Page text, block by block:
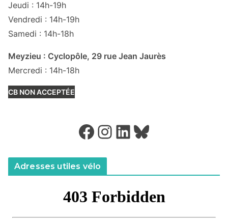
Jeudi : 14h-19h
Vendredi : 14h-19h
Samedi : 14h-18h
Meyzieu : Cyclopôle, 29 rue Jean Jaurès
Mercredi : 14h-18h
CB NON ACCEPTÉE
Facebook Instagram LinkedIn Bluesky
Adresses utiles vélo